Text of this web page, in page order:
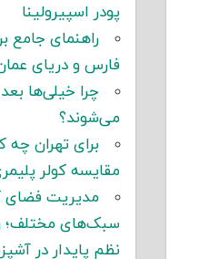
پودر اسپیرولینا
راهنمای جامع
فارس و دریای
چرا خیلی‌ها
می‌شوند؟
برای تهران
مقایسه کولر
مدیریت فضای
سبک‌های مختلف؛
نظم پایدار در